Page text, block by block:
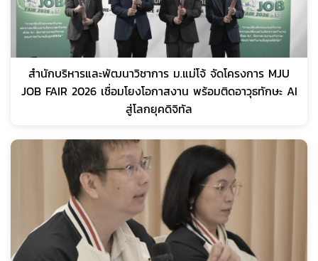
สำนักบริหารและพัฒนาวิชาการ ม.แม่โจ้ จัดโครงการ MJU
JOB FAIR 2026 เชื่อมโยงโอกาสงาน พร้อมติดอาวุธทักษะ AI
สู่โลกยุคดิจิทัล